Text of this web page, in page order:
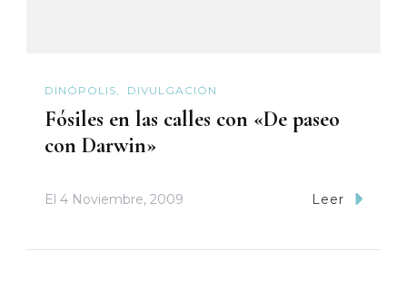
DINÓPOLIS DIVULGACIÓN
Fósiles en las calles con «De paseo
con Darwin»
El 4 Noviembre, 2009 Leer